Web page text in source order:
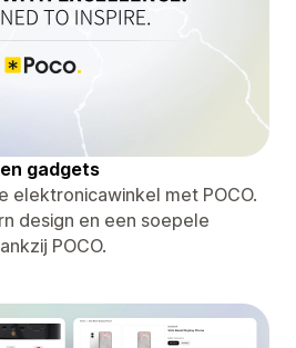
gadgets
elektronicawinkel met POCO.
design en een soepele
POCO.